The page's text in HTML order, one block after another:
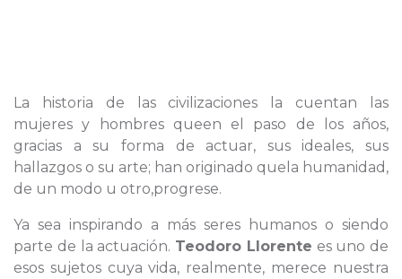
La historia de las civilizaciones la cuentan las
mujeres y hombres queen el paso de los años,
gracias a su forma de actuar, sus ideales, sus
hallazgos o su arte; han originado quela humanidad,
de un modo u otro,progrese.
Ya sea inspirando a más seres humanos o siendo
parte de la actuación. Teodoro Llorente es uno de
esos sujetos cuya vida, realmente, merece nuestra